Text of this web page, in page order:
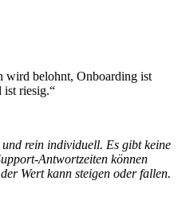
wird belohnt, Onboarding ist
ist riesig.“
rein individuell. Es gibt keine
Antwortzeiten können
Wert kann steigen oder fallen.